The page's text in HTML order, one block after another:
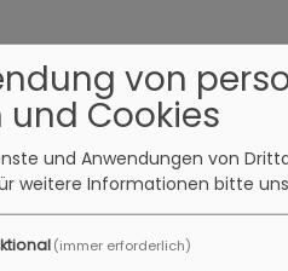
14-16 Uhr
Mitmachprogramm
des Briefeschreibens"
Schreibwerkstatt.
Museum Kirche in
von
und Cookies
und Anwendungen von
weitere Informationen bitte
(immer erforderlich)